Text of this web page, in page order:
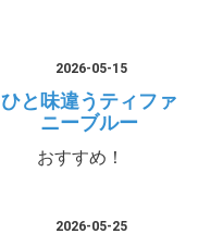
2026-05-15
ひと味違うティファ
ニーブルー
おすすめ！
2026-05-25